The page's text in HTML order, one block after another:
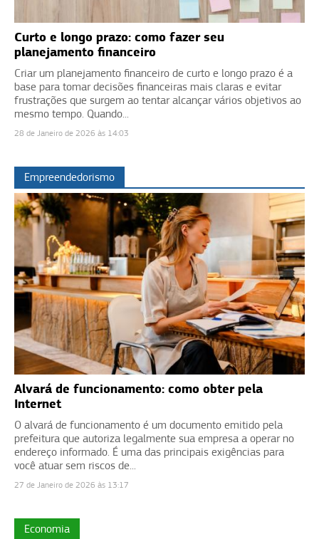
Curto e longo prazo: como fazer seu
planejamento financeiro
Criar um planejamento financeiro de curto e longo prazo é a
base para tomar decisões financeiras mais claras e evitar
frustrações que surgem ao tentar alcançar vários objetivos ao
mesmo tempo. Quando...
28 de Janeiro de 2026 às 14:03
Empreendedorismo
Alvará de funcionamento: como obter pela
Internet
O alvará de funcionamento é um documento emitido pela
prefeitura que autoriza legalmente sua empresa a operar no
endereço informado. É uma das principais exigências para
você atuar sem riscos de...
27 de Janeiro de 2026 às 13:17
Economia